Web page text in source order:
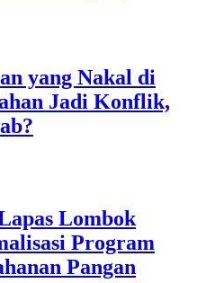
yang Nakal di
Jadi Konflik,
Lombok
Program
Pangan